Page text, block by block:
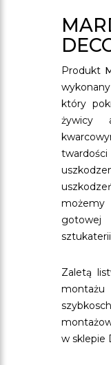
Produkt
który
żywicy
Zaletą
w sklepie